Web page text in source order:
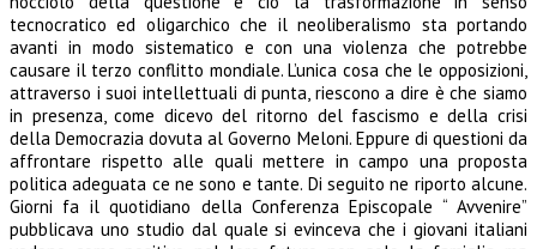
tecnocratico ed oligarchico che il neoliberalismo sta portando
avanti in modo sistematico e con una violenza che potrebbe
causare il terzo conflitto mondiale. L’unica cosa che le opposizioni,
attraverso i suoi intellettuali di punta, riescono a dire è che siamo
in presenza, come dicevo del ritorno del fascismo e della crisi
della Democrazia dovuta al Governo Meloni. Eppure di questioni da
affrontare rispetto alle quali mettere in campo una proposta
politica adeguata ce ne sono e tante. Di seguito ne riporto alcune.
Giorni fa il quotidiano della Conferenza Episcopale “ Avvenire”
pubblicava uno studio dal quale si evinceva che i giovani italiani